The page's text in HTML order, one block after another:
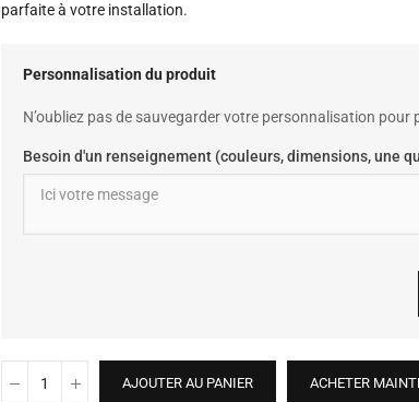
parfaite à votre installation.
Personnalisation du produit
N’oubliez pas de sauvegarder votre personnalisation pour
Besoin d'un renseignement (couleurs, dimensions, une
AJOUTER AU PANIER ACHETER